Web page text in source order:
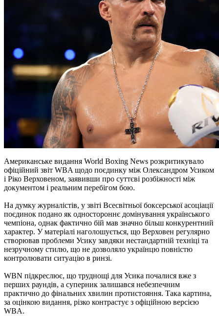
Американське видання World Boxing News розкритикувало
офіційний звіт WBA щодо поєдинку між Олександром Усиком
і Ріко Верховеном, заявивши про суттєві розбіжності між
документом і реальним перебігом бою.
На думку журналістів, у звіті Всесвітньої боксерської асоціації
поєдинок подано як одностороннє домінування українського
чемпіона, однак фактично бій мав значно більш конкурентний
характер. У матеріалі наголошується, що Верховен регулярно
створював проблеми Усику завдяки нестандартній техніці та
незручному стилю, що не дозволяло українцю повністю
контролювати ситуацію в ринзі.
WBN підкреслює, що труднощі для Усика почалися вже з
перших раундів, а суперник залишався небезпечним
практично до фінальних хвилин протистояння. Така картина,
за оцінкою видання, різко контрастує з офіційною версією
WBA.